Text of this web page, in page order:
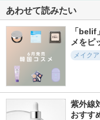
あわせて読みたい
「
メをピ
メイク
紫外線
おすす